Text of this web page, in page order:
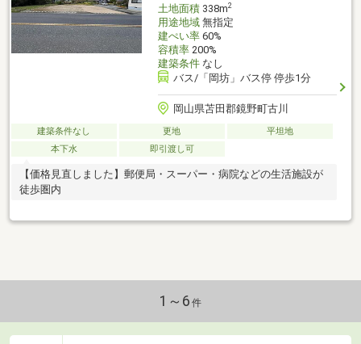
土地面積338m2
用途地域無指定
建ぺい率60%
容積率200%
建築条件なし
バス/「岡坊」バス停 停歩1分
岡山県苫田郡鏡野町古川
建築条件なし 更地
平坦地
本下水
即引渡し可
【価格見直しました】郵便局・スーパー・病院などの生活施設が
徒歩圏内
1～6 件